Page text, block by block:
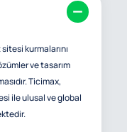
kurmalarını
ve tasarım
Ticimax,
ile ulusal ve global